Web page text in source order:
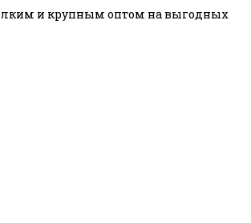
и крупным оптом на выгодных